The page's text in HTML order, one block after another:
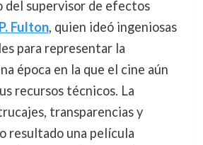
del supervisor de efectos
Fulton, quien ideó ingeniosas
para representar la
época en la que el cine aún
recursos técnicos. La
transparencias y
resultado una película